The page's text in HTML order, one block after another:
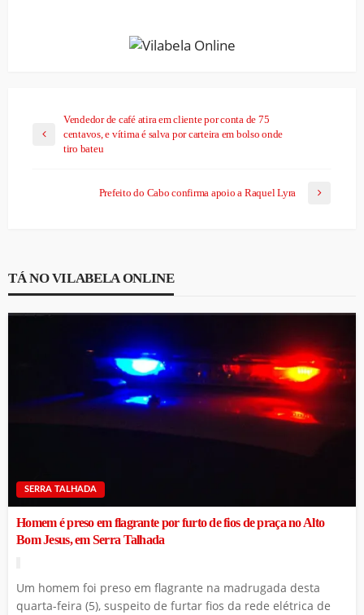
Vendedor de café atira em cliente por conta de 75
centavos, e vítima é salva por carteira em bolso onde
tiro bateu
Prefeito do Cabo confirma apoio a Raquel Lyra
TÁ NO VILABELA ONLINE
SERRA TALHADA
Homem é preso em flagrante por furto de fios de praça no Alto
Bom Jesus, em Serra Talhada
Um homem foi preso em flagrante na madrugada desta
quarta-feira (5), suspeito de furtar fios da rede elétrica de